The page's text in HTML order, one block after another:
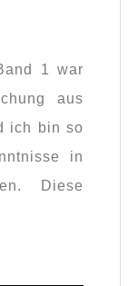
1 war
aus
ich bin so
in
Diese